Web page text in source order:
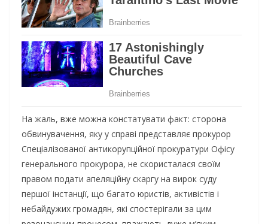
На жаль, вже можна констатувати факт: сторона
обвинувачення, яку у справі представляє прокурор
Спеціалізованої антикорупційної прокуратури Офісу
генерального прокурора, не скористалася своїм
правом подати апеляційну скаргу на вирок суду
першої інстанції, що багато юристів, активістів і
небайдужих громадян, які спостерігали за цим